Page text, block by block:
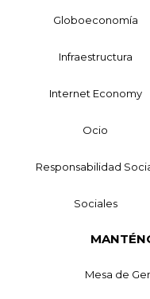
Globoeconomía
Infraestructura
Internet Economy
Ocio
Responsabilidad
Sociales
Mesa de